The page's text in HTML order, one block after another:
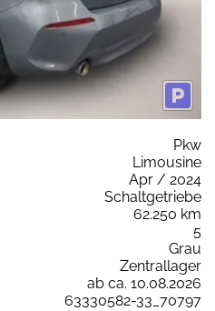
Pkw
Limousine
Apr / 2024
Schaltgetriebe
62.250 km
5
Grau
Zentrallager
ab ca. 10.08.2026
63330582-33_70797